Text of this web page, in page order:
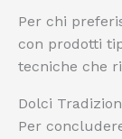
Per chi
con prodotti
tecniche che
Dolci
Per